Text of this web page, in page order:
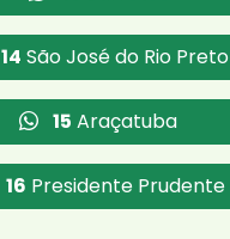
14 São José do Rio Preto
15 Araçatuba
16 Presidente Prudente